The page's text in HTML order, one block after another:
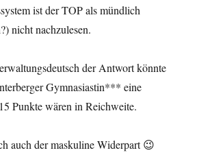
ist der TOP als mündlich
nicht nachzulesen.
der Antwort könnte
Gymnasiastin*** eine
Punkte wären in Reichweite.
auch der maskuline Widerpart 😉